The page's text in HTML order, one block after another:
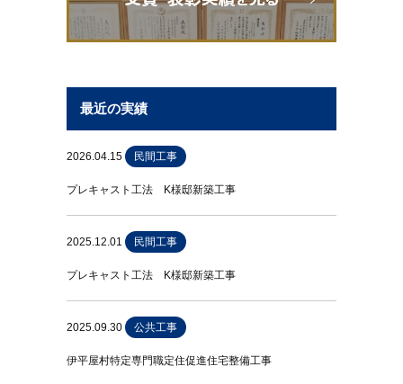
最近の実績
2026.04.15 民間工事
プレキャスト工法 K様邸新築工事
2025.12.01 民間工事
プレキャスト工法 K様邸新築工事
2025.09.30 公共工事
伊平屋村特定専門職定住促進住宅整備工事